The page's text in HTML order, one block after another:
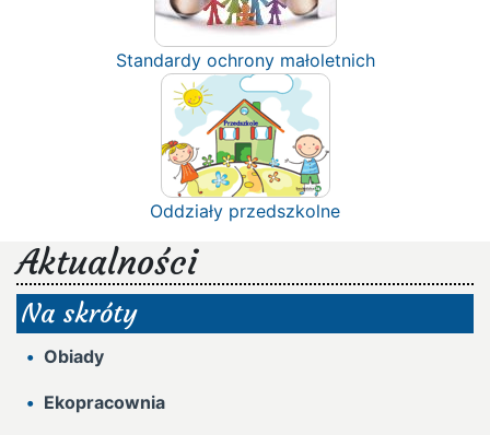
Standardy ochrony małoletnich
Oddziały przedszkolne
Aktualności
Na skróty
Obiady
Ekopracownia